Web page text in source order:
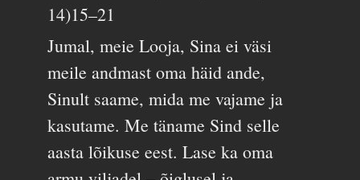
14)15–21
Jumal, meie Looja, Sina ei väsi
meile andmast oma häid ande,
Sinult saame, mida me vajame ja
kasutame. Me täname Sind selle
aasta lõikuse eest. Lase ka oma